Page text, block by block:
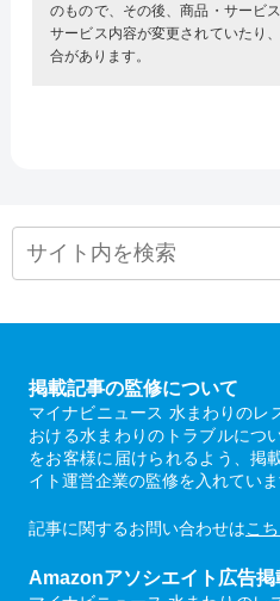
のもので、その後、商品・サービ
サービス内容が変更されていたり
合があります。
掲載記事の監修について
マイナビニュース 水まわりのレ
おける水まわりのトラブルにつ
をお客様に届けられるよう、掲
イト運営企業の監修を入れていま
記事に関するお問い合わせはこ
Amazonアソシエイト広告掲